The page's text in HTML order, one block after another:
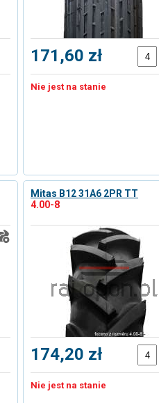
171,60 zł
Nie jest na stanie
Mitas B12 31A6 2PR TT
4.00-8
174,20 zł
Nie jest na stanie